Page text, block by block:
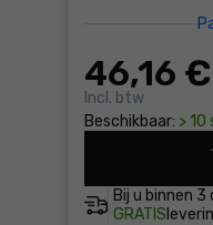
46,16 €
Incl. btw
Beschikbaar: > 10
Bij u binnen 3
GRATIS